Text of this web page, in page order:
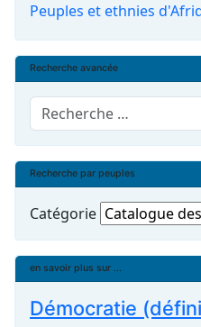
Peuples et ethnies
Recherche avancée
Rechercher
Recherche par peuples
Catégorie
en savoir plus sur ...
Démocratie